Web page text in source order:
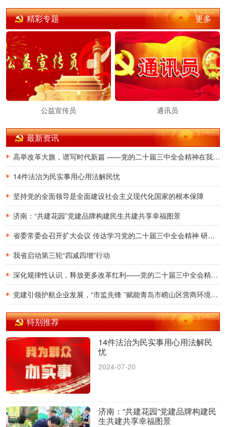
精彩专题 更多
公益宣传员 通讯员
最新资讯
高举改革大旗，谱写时代新篇 ——党的二十届三中全会精神在我省广大党员干部群众中引发热烈反响
14件法治为民实事用心用法解民忧
坚持党的全面领导是全面建设社会主义现代化国家的根本保障
济南：“共建花园”党建品牌构建民生共建共享幸福图景
省委常委会召开扩大会议 传达学习党的二十届三中全会精神 研究贯彻落实意见
我省启动第三轮“四减四增”行动
深化规律性认识，释放更多改革红利——党的二十届三中全会精神在我省广大党员干部群众中引发热烈反响
党建引领护航企业发展，“市监先锋 ”赋能青岛市崂山区营商环境再提升——山东省市场监管局“市监先锋”宣讲团走进青岛市崂山区兴商护航联盟
特别推荐
14件法治为民实事用心用法解民
忧
2024-07-20
济南：“共建花园”党建品牌构建民
生共建共享幸福图景